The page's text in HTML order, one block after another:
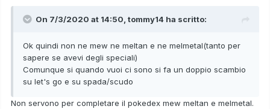
On 7/3/2020 at 14:50, tommy14 ha scritto:
Ok quindi non ne mew ne meltan e ne melmetal(tanto per
sapere se avevi degli speciali)
Comunque si quando vuoi ci sono si fa un doppio scambio
su let's go e su spada/scudo
Non servono per completare il pokedex mew meltan e melmetal.